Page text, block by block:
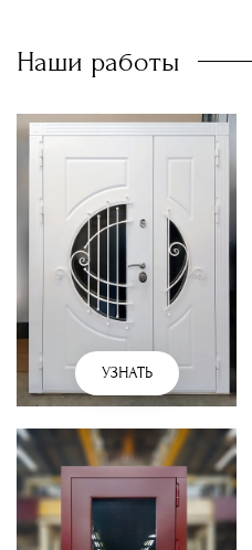
Наши работы
УЗНАТЬ